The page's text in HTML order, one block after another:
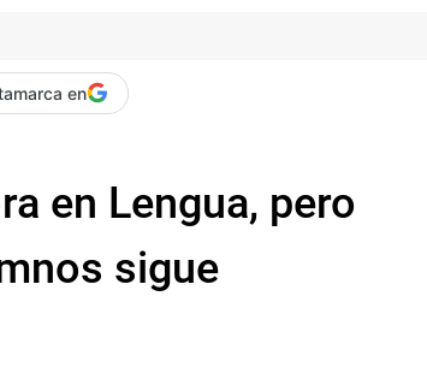
en
en Lengua, pero
sigue